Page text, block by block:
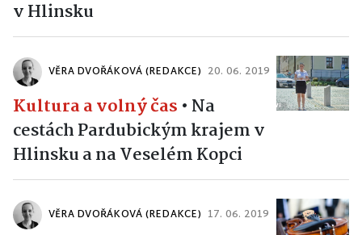
v Hlinsku
VĚRA DVOŘÁKOVÁ (REDAKCE) 20. 06. 2019
Kultura a volný čas • Na
cestách Pardubickým krajem v
Hlinsku a na Veselém Kopci
VĚRA DVOŘÁKOVÁ (REDAKCE) 17. 06. 2019